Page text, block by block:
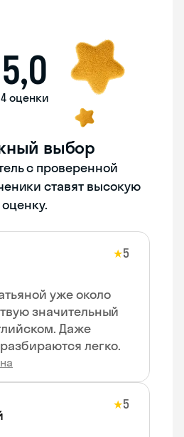
5,0
4 оценки
выбор
с проверенной
ставят высокую
оценку.
★5
уже около
значительный
Даже
легко.
★5